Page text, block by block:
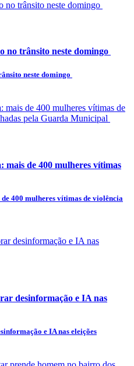
no trânsito neste domingo
neste domingo
mais de 400 mulheres vítimas
400 mulheres vítimas de violência
desinformação e IA nas
e IA nas eleições